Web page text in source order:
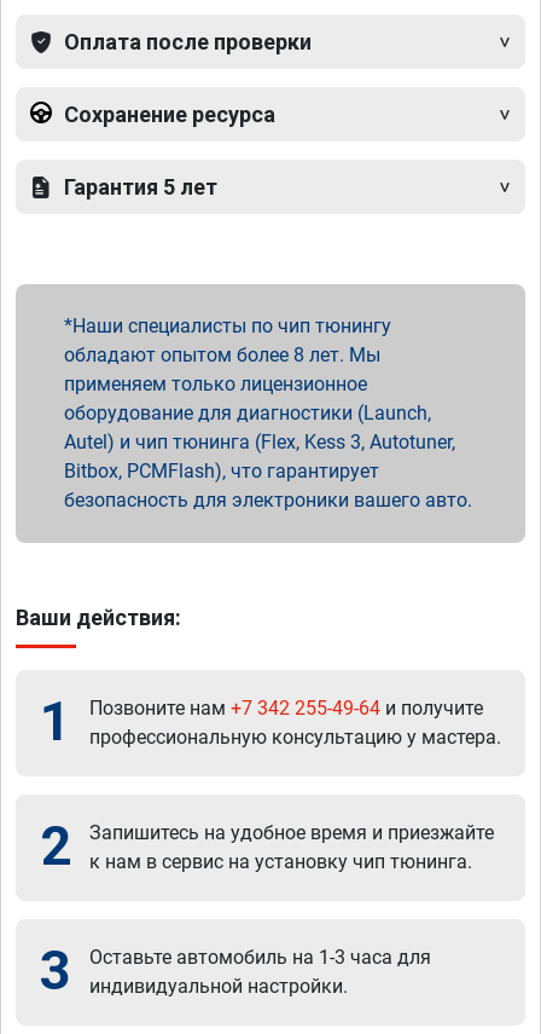
Оплата после проверки
Сохранение ресурса
Гарантия 5 лет
Наши специалисты по чип тюнингу
обладают опытом более 8 лет. Мы
применяем только лицензионное
оборудование для диагностики (Launch,
Autel) и чип тюнинга (Flex, Kess 3, Autotuner,
Bitbox, PCMFlash), что гарантирует
безопасность для электроники вашего авто.
Ваши действия:
1 Позвоните нам +7 342 255-49-64 и получите
профессиональную консультацию у мастера.
2
Запишитесь на удобное время и приезжайте
к нам в сервис на установку чип тюнинга.
3
Оставьте автомобиль на 1-3 часа для
индивидуальной настройки.